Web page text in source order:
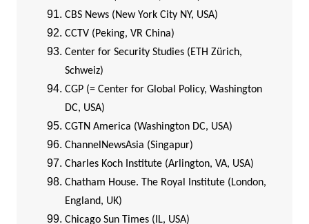
CBS News (New York City NY, USA)
CCTV (Peking, VR China)
Center for Security Studies (ETH Zürich,
Schweiz)
CGP (= Center for Global Policy, Washington
DC, USA)
CGTN America (Washington DC, USA)
ChannelNewsAsia (Singapur)
Charles Koch Institute (Arlington, VA, USA)
Chatham House. The Royal Institute (London,
England, UK)
Chicago Sun Times (IL, USA)